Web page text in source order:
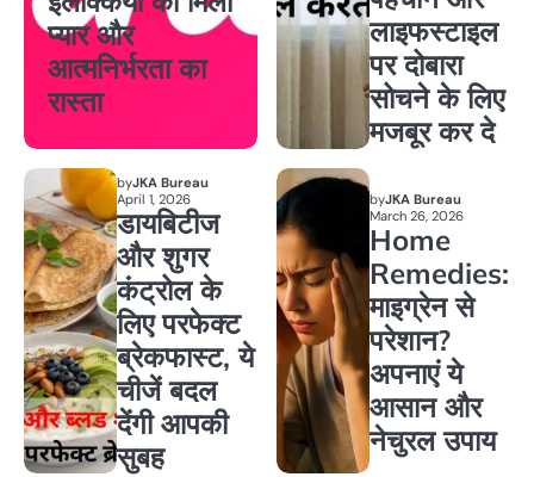
प्यार और
आत्मनिर्भरता का
रास्ता
लाइफस्टाइल
पर दोबारा
सोचने के लिए
मजबूर कर दे
byJKA Bureau
April 1, 2026
डायबिटीज
और शुगर
कंट्रोल के
लिए परफेक्ट
ब्रेकफास्ट, ये
चीजें बदल
देंगी आपकी
सुबह
byJKA Bureau
March 26, 2026
Home
Remedies:
माइग्रेन से
परेशान?
अपनाएं ये
आसान और
नेचुरल उपाय